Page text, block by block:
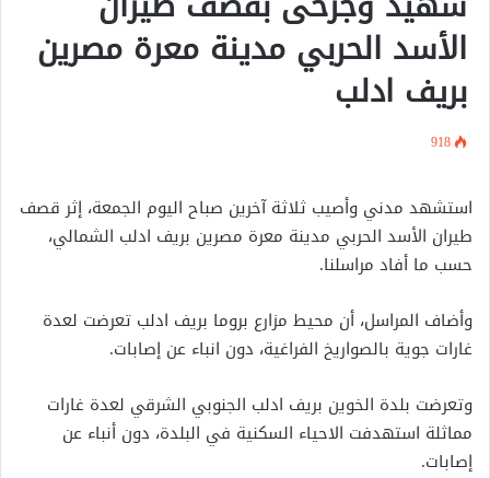
الأسد الحربي مدينة معرة مصرين
بريف ادلب
918
استشهد مدني وأصيب ثلاثة آخرين صباح اليوم الجمعة، إثر قصف
طيران الأسد الحربي مدينة معرة مصرين بريف ادلب الشمالي،
حسب ما أفاد مراسلنا.
وأضاف المراسل، أن محيط مزارع بروما بريف ادلب تعرضت لعدة
غارات جوية بالصواريخ الفراغية، دون انباء عن إصابات.
وتعرضت بلدة الخوين بريف ادلب الجنوبي الشرقي لعدة غارات
مماثلة استهدفت الاحياء السكنية في البلدة، دون أنباء عن
إصابات.